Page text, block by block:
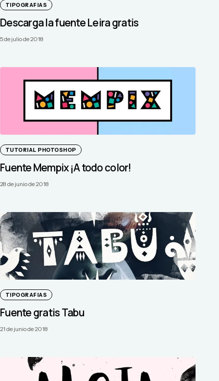
TIPOGRAFIAS
Descarga la fuente Leira gratis
5 de julio de 2018
TUTORIAL PHOTOSHOP
Fuente Mempix ¡A todo color!
28 de junio de 2018
TIPOGRAFIAS
Fuente gratis Tabu
21 de junio de 2018